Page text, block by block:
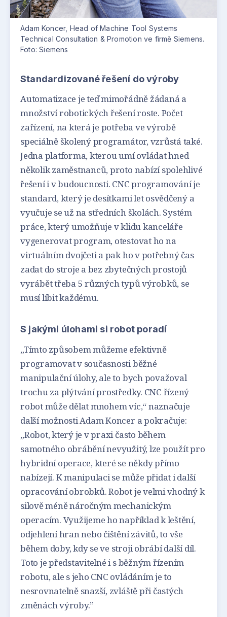
Adam Koncer, Head of Machine Tool Systems
Technical Consultation & Promotion ve firmě Siemens.
Foto: Siemens
Standardizované řešení do výroby
Automatizace je teď mimořádně žádaná a
množství robotických řešení roste. Počet
zařízení, na která je potřeba ve výrobě
speciálně školený programátor, vzrůstá také.
Jedna platforma, kterou umí ovládat hned
několik zaměstnanců, proto nabízí spolehlivé
řešení i v budoucnosti. CNC programování je
standard, který je desítkami let osvědčený a
vyučuje se už na středních školách. Systém
práce, který umožňuje v klidu kanceláře
vygenerovat program, otestovat ho na
virtuálním dvojčeti a pak ho v potřebný čas
zadat do stroje a bez zbytečných prostojů
vyrábět třeba 5 různých typů výrobků, se
musí líbit každému.
S jakými úlohami si robot poradí
„Tímto způsobem můžeme efektivně
programovat v současnosti běžné
manipulační úlohy, ale to bych považoval
trochu za plýtvání prostředky. CNC řízený
robot může dělat mnohem víc,“ naznačuje
další možnosti Adam Koncer a pokračuje:
„Robot, který je v praxi často během
samotného obrábění nevyužitý, lze použít pro
hybridní operace, které se někdy přímo
nabízejí. K manipulaci se může přidat i další
opracování obrobků. Robot je velmi vhodný k
silově méně náročným mechanickým
operacím. Využijeme ho například k leštění,
odjehlení hran nebo čištění závitů, to vše
během doby, kdy se ve stroji obrábí další díl.
Toto je představitelné i s běžným řízením
robotu, ale s jeho CNC ovládáním je to
nesrovnatelně snazší, zvláště při častých
změnách výroby.”